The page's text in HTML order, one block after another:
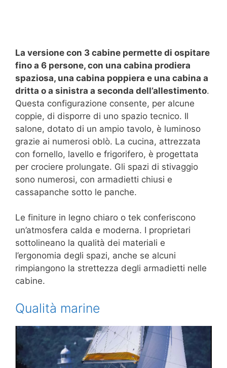
La versione con 3 cabine permette di ospitare
fino a 6 persone, con una cabina prodiera
spaziosa, una cabina poppiera e una cabina a
dritta o a sinistra a seconda dell’allestimento.
Questa configurazione consente, per alcune
coppie, di disporre di uno spazio tecnico. Il
salone, dotato di un ampio tavolo, è luminoso
grazie ai numerosi oblò. La cucina, attrezzata
con fornello, lavello e frigorifero, è progettata
per crociere prolungate. Gli spazi di stivaggio
sono numerosi, con armadietti chiusi e
cassapanche sotto le panche.
Le finiture in legno chiaro o tek conferiscono
un’atmosfera calda e moderna. I proprietari
sottolineano la qualità dei materiali e
l’ergonomia degli spazi, anche se alcuni
rimpiangono la strettezza degli armadietti nelle
cabine.
Qualità marine